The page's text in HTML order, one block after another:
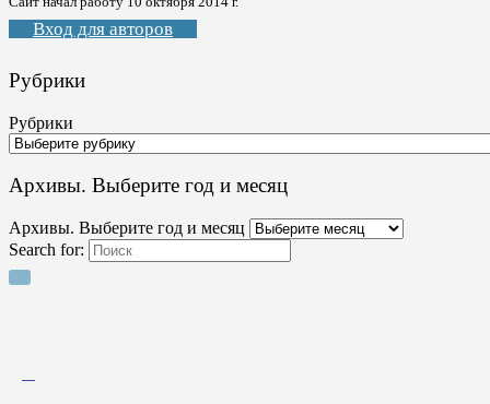
Вход для авторов
Рубрики
Рубрики
Архивы. Выберите год и месяц
Архивы. Выберите год и месяц
Search for: